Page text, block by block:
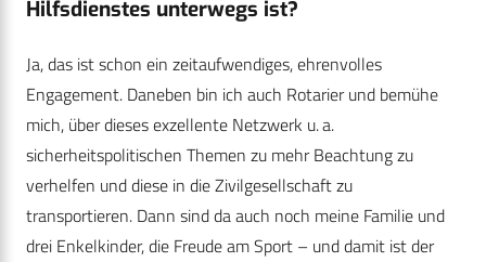
Hilfsdienstes unterwegs ist?
Ja, das ist schon ein zeitaufwendiges, ehrenvolles
Engagement. Daneben bin ich auch Rotarier und bemühe
mich, über dieses exzellente Netzwerk u. a.
sicherheitspolitischen Themen zu mehr Beachtung zu
verhelfen und diese in die Zivilgesellschaft zu
transportieren. Dann sind da auch noch meine Familie und
drei Enkelkinder, die Freude am Sport – und damit ist der